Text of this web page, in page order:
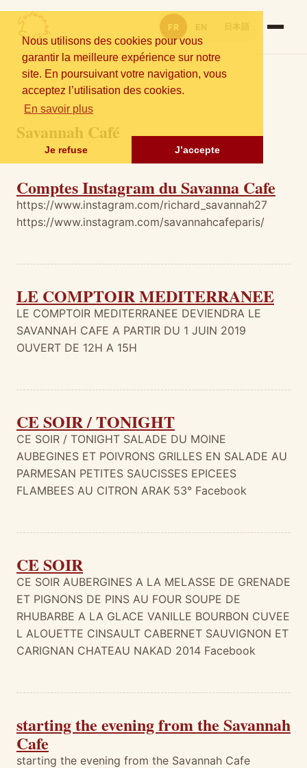
Nous utilisons des cookies pour vous
garantir la meilleure expérience sur notre
site. En poursuivant votre navigation, vous
acceptez l’utilisation des cookies.
En savoir plus
Je refuse J’accepte
FR EN 日本語
Savannah Café
Comptes Instagram du Savanna Cafe
https://www.instagram.com/richard_savannah27
https://www.instagram.com/savannahcafeparis/
LE COMPTOIR MEDITERRANEE
LE COMPTOIR MEDITERRANEE DEVIENDRA LE
SAVANNAH CAFE A PARTIR DU 1 JUIN 2019
OUVERT DE 12H A 15H
CE SOIR / TONIGHT
CE SOIR / TONIGHT SALADE DU MOINE
AUBEGINES ET POIVRONS GRILLES EN SALADE AU
PARMESAN PETITES SAUCISSES EPICEES
FLAMBEES AU CITRON ARAK 53° Facebook
CE SOIR
CE SOIR AUBERGINES A LA MELASSE DE GRENADE
ET PIGNONS DE PINS AU FOUR SOUPE DE
RHUBARBE A LA GLACE VANILLE BOURBON CUVEE
L ALOUETTE CINSAULT CABERNET SAUVIGNON ET
CARIGNAN CHATEAU NAKAD 2014 Facebook
starting the evening from the Savannah
Cafe
starting the evening from the Savannah Cafe